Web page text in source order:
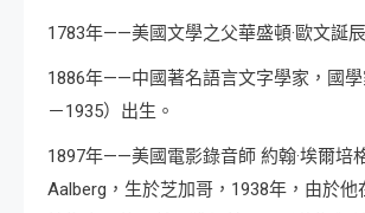
1783年——美國文學之父華盛頓·歐文誕辰
1886年——中國著名語言文字學家，國學
－1935）出生。
1897年——美國電影錄音師 約翰·埃爾培
Aalberg，生於芝加哥，1938年，由於